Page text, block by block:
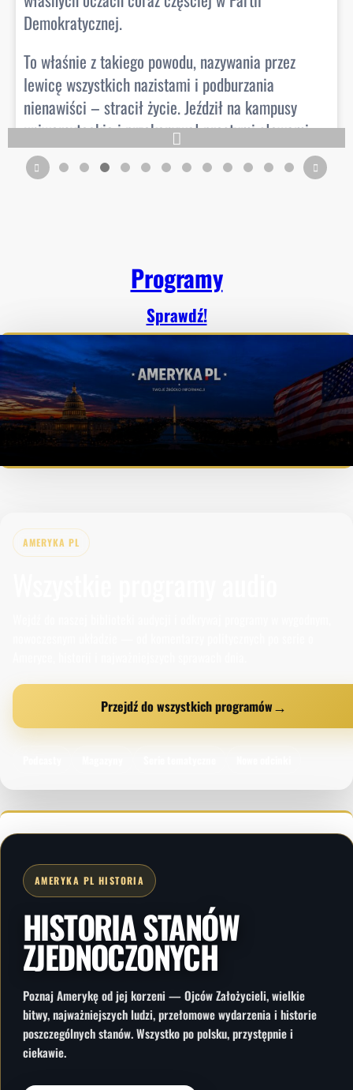
Demokratycznej.
To właśnie z takiego powodu, nazywania przez
lewicę wszystkich nazistami i podburzania
nienawiści – stracił życie. Jeździł na kampusy
uniwersyteckie i przekonywał prostymi słowami
młodych ludzi, o tym, co dzieję się w Stanach
Zjednoczonych. Ale jak nie ma się argumentów do
9
0
Programy
Sprawdź!
AMERYKA PL
Przejdź do wszystkich programów→
AMERYKA PL HISTORIA
HISTORIA STANÓW
ZJEDNOCZONYCH
Poznaj Amerykę od jej korzeni — Ojców Założycieli, wielkie
bitwy, najważniejszych ludzi, przełomowe wydarzenia i historie
poszczególnych stanów. Wszystko po polsku, przystępnie i
ciekawie.